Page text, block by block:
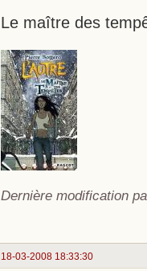
Le maître des
Dernière modification
18-03-2008 18:33:30